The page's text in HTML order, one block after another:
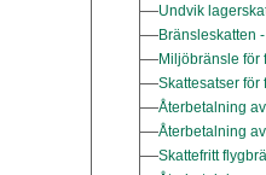
Undvik
Bränsleskatten
Miljöbränsle för
Skattesatser för
Återbetalning
Återbetalning
Skattefritt